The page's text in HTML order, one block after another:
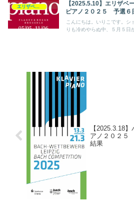
【2025.5.10】エリザベ
ピアノ２０２５ 予選６
こんにちは。いりこです。シ
りも冷めやらぬ中、５月５日
【2025.3.18
アノ２０２
結果